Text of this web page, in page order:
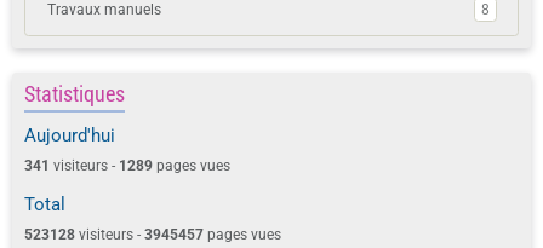
Travaux manuels 8
Statistiques
Aujourd'hui
341 visiteurs - 1289 pages vues
Total
523128 visiteurs - 3945457 pages vues